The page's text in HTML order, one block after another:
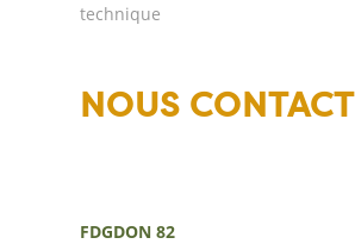
technique
NOUS
FDGDON 82